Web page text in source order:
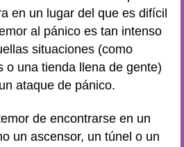
en un lugar del que es difícil
al pánico es tan intenso
situaciones (como
o una tienda llena de gente)
ataque de pánico.
de encontrarse en un
un ascensor, un túnel o un